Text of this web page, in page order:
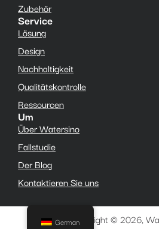
Zubehör
Service
Lösung
Design
Nachhaltigkeit
Qualitätskontrolle
Ressourcen
Um
Über Watersino
Fallstudie
Der Blog
Kontaktieren Sie uns
Copyright © 2026,
German